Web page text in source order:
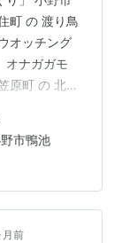
町 の 渡り鳥
オッチング
オナガガモ
原町 の 北条
ず 帰りまし
マンホール
ようです。
ター「ねっ
の 気球が…
市鴨池
月前